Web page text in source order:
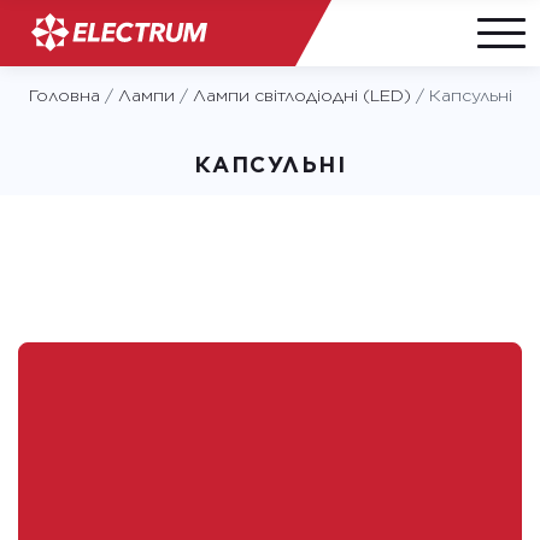
Головна / Лампи / Лампи світлодіодні (LED) / Капсульні
КАПСУЛЬНІ